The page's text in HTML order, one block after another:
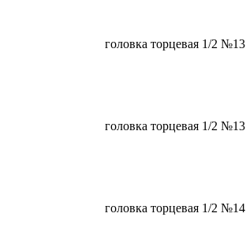
головка торцевая 1/2 №13
головка торцевая 1/2 №13
головка торцевая 1/2 №14